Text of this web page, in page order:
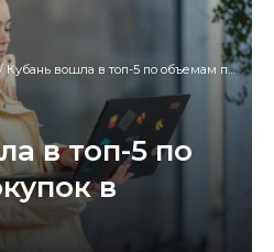
Кубань вошла в топ-5 по объемам покупок в интернете
в топ-5 по
в